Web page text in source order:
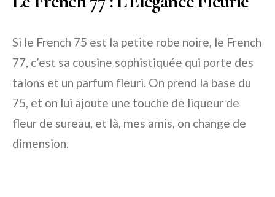
Si le French 75 est la petite robe noire, le French
77, c’est sa cousine sophistiquée qui porte des
talons et un parfum fleuri. On prend la base du
75, et on lui ajoute une touche de liqueur de
fleur de sureau, et là, mes amis, on change de
dimension.